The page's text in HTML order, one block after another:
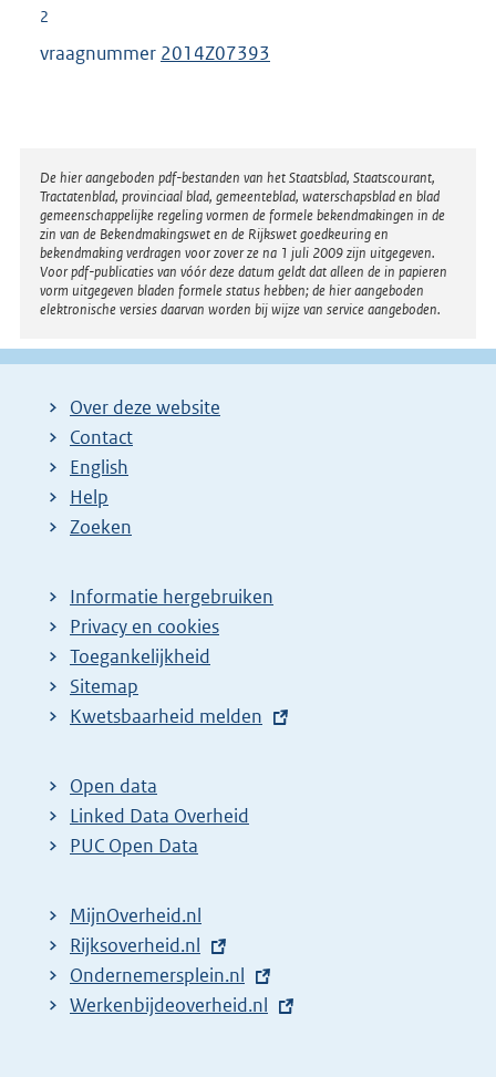
k
:
2
vraagnummer 2014Z07393
Disclaimer
De hier aangeboden pdf-bestanden van het Staatsblad, Staatscourant,
Tractatenblad, provinciaal blad, gemeenteblad, waterschapsblad en blad
gemeenschappelijke regeling vormen de formele bekendmakingen in de
zin van de Bekendmakingswet en de Rijkswet goedkeuring en
bekendmaking verdragen voor zover ze na 1 juli 2009 zijn uitgegeven.
Voor pdf-publicaties van vóór deze datum geldt dat alleen de in papieren
vorm uitgegeven bladen formele status hebben; de hier aangeboden
elektronische versies daarvan worden bij wijze van service aangeboden.
Over deze website
Contact
English
Help
Zoeken
Informatie hergebruiken
Privacy en cookies
Toegankelijkheid
Sitemap
E
t
e
r
l
i
n
k
Kwetsbaarheid melden
Open data
Linked Data Overheid
PUC Open Data
MijnOverheid.nl
E
x
t
Rijksoverheid.nl
E
x
Ondernemersplein.nl
E
Werkenbijdeoverheid.nl